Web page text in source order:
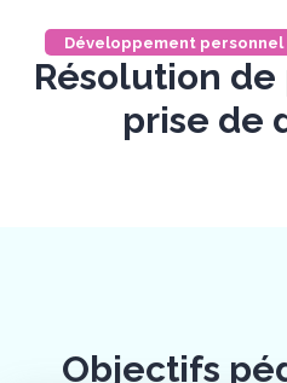
Développement
Résolution
prise de
Objectifs